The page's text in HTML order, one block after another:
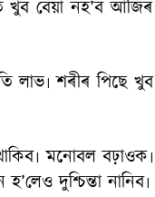
খুব বেয়া নহ’ব আজিৰ
লাভ৷ শৰীৰ পিছে খুব
মনোবল বঢ়াওক৷
দুশ্চিন্তা নানিব৷